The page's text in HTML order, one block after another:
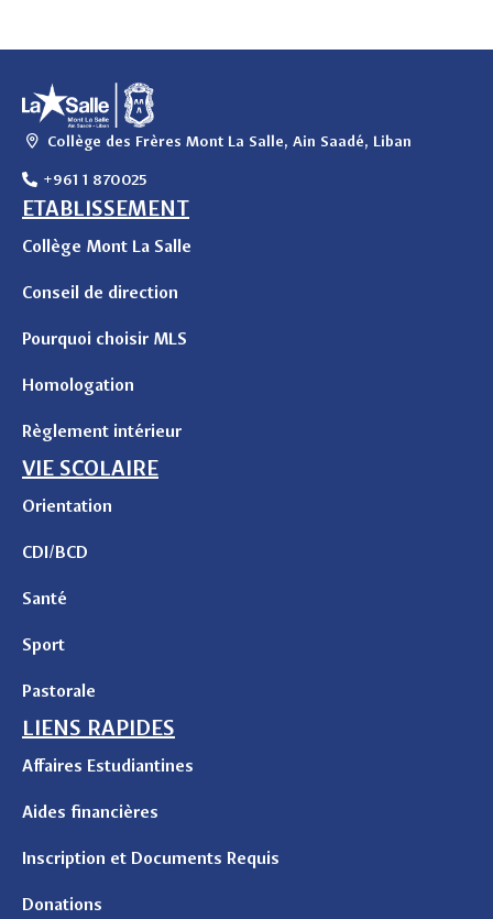
Collège des Frères Mont La Salle, Ain Saadé, Liban
+961 1 870025
ETABLISSEMENT
Collège Mont La Salle
Conseil de direction
Pourquoi choisir MLS
Homologation
Règlement intérieur
VIE SCOLAIRE
Orientation
CDI/BCD
Santé
Sport
Pastorale
LIENS RAPIDES
Affaires Estudiantines
Aides financières
Inscription et Documents Requis
Donations